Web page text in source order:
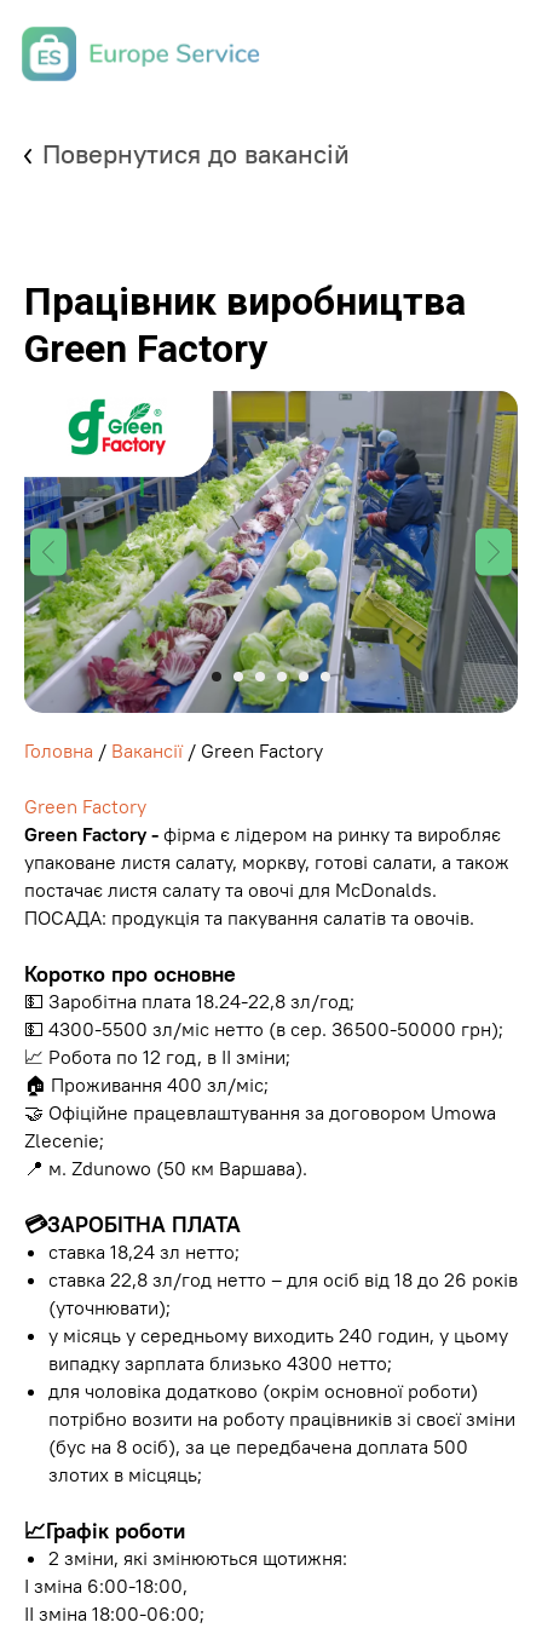
Повернутися до вакансій
Працівник виробництва
Green Factory
Головна / Вакансії/ Green Factory
Green Factory
Green Factory - фірма є лідером на ринку та виробляє
упаковане листя салату, моркву, готові салати, а також
постачає листя салату та овочі для McDonalds.
ПОСАДА: продукція та пакування салатів та овочів.
Коротко про основне
💵 Заробітна плата 18.24-22,8 зл/год;
💵 4300-5500 зл/міс нетто (в сер. 36500-50000 грн);
📈 Робота по 12 год, в ІІ зміни;
🏠 Проживання 400 зл/міс;
🤝 Офіційне працевлаштування за договором Umowa
Zlecenie;
📍 м. Zdunowo (50 км Варшава).
💳ЗАРОБІТНА ПЛАТА
ставка 18,24 зл нетто;
ставка 22,8 зл/год нетто – для осіб від 18 до 26 років
(уточнювати);
у місяць у середньому виходить 240 годин, у цьому
випадку зарплата близько 4300 нетто;
для чоловіка додатково (окрім основної роботи)
потрібно возити на роботу працівників зі своєї зміни
(бус на 8 осіб), за це передбачена доплата 500
злотих в місцяць;
📈Графік роботи
2 зміни, які змінюються щотижня:
I зміна 6:00-18:00,
ІІ зміна 18:00-06:00;